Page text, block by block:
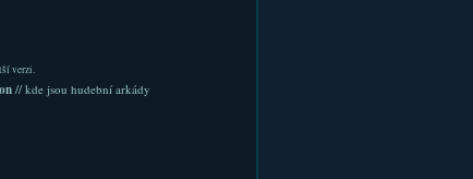
verzi.
// kde jsou hudební arkády